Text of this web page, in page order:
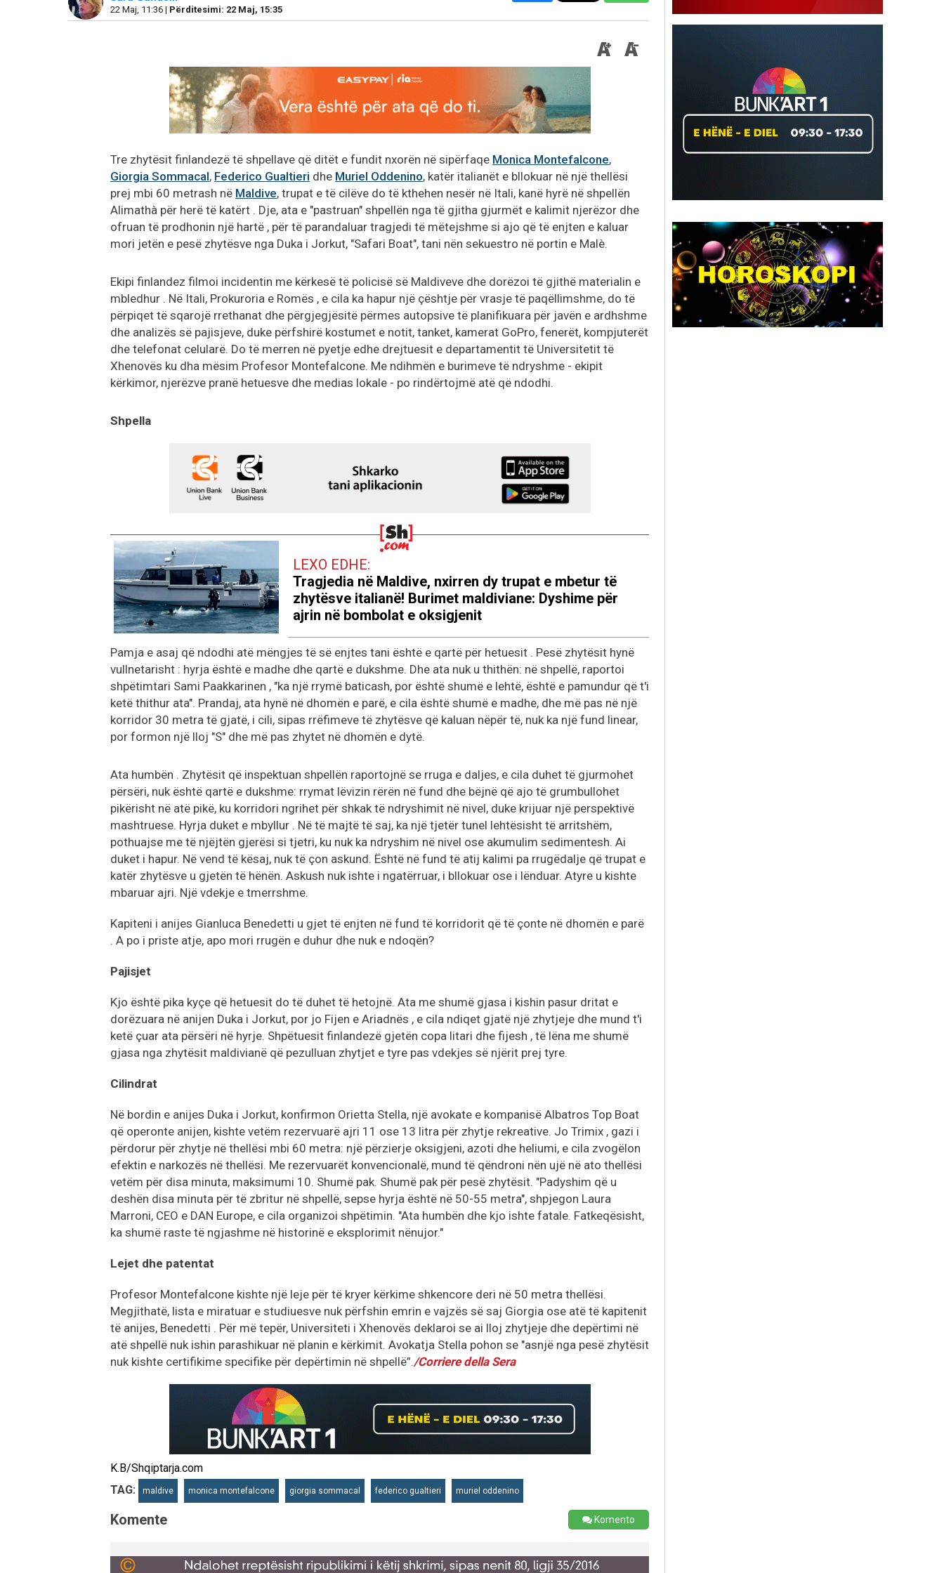
22 Maj, 11:36 | Përditesimi: 22 Maj, 15:35
Tre zhytësit finlandezë të shpellave që ditët e fundit nxorën në sipërfaqe Monica Montefalcone,
Giorgia Sommacal, Federico Gualtieri dhe Muriel Oddenino, katër italianët e bllokuar në një thellësi
prej mbi 60 metrash në Maldive, trupat e të cilëve do të kthehen nesër në Itali, kanë hyrë në shpellën
Alimathà për herë të katërt . Dje, ata e "pastruan" shpellën nga të gjitha gjurmët e kalimit njerëzor dhe
ofruan të prodhonin një hartë , për të parandaluar tragjedi të mëtejshme si ajo që të enjten e kaluar
mori jetën e pesë zhytësve nga Duka i Jorkut, "Safari Boat", tani nën sekuestro në portin e Malè.
Ekipi finlandez filmoi incidentin me kërkesë të policisë së Maldiveve dhe dorëzoi të gjithë materialin e
mbledhur . Në Itali, Prokuroria e Romës , e cila ka hapur një çështje për vrasje të paqëllimshme, do të
përpiqet të sqarojë rrethanat dhe përgjegjësitë përmes autopsive të planifikuara për javën e ardhshme
dhe analizës së pajisjeve, duke përfshirë kostumet e notit, tanket, kamerat GoPro, fenerët, kompjuterët
dhe telefonat celularë. Do të merren në pyetje edhe drejtuesit e departamentit të Universitetit të
Xhenovës ku dha mësim Profesor Montefalcone. Me ndihmën e burimeve të ndryshme - ekipit
kërkimor, njerëzve pranë hetuesve dhe medias lokale - po rindërtojmë atë që ndodhi.
Shpella
LEXO EDHE:
Tragjedia në Maldive, nxirren dy trupat e mbetur të
zhytësve italianë! Burimet maldiviane: Dyshime për
ajrin në bombolat e oksigjenit
Pamja e asaj që ndodhi atë mëngjes të së enjtes tani është e qartë për hetuesit . Pesë zhytësit hynë
vullnetarisht : hyrja është e madhe dhe qartë e dukshme. Dhe ata nuk u thithën: në shpellë, raportoi
shpëtimtari Sami Paakkarinen , "ka një rrymë baticash, por është shumë e lehtë, është e pamundur që t'i
ketë thithur ata". Prandaj, ata hynë në dhomën e parë, e cila është shumë e madhe, dhe më pas në një
korridor 30 metra të gjatë, i cili, sipas rrëfimeve të zhytësve që kaluan nëpër të, nuk ka një fund linear,
por formon një lloj "S" dhe më pas zhytet në dhomën e dytë.
Ata humbën . Zhytësit që inspektuan shpellën raportojnë se rruga e daljes, e cila duhet të gjurmohet
përsëri, nuk është qartë e dukshme: rrymat lëvizin rërën në fund dhe bëjnë që ajo të grumbullohet
pikërisht në atë pikë, ku korridori ngrihet për shkak të ndryshimit në nivel, duke krijuar një perspektivë
mashtruese. Hyrja duket e mbyllur . Në të majtë të saj, ka një tjetër tunel lehtësisht të arritshëm,
pothuajse me të njëjtën gjerësi si tjetri, ku nuk ka ndryshim në nivel ose akumulim sedimentesh. Ai
duket i hapur. Në vend të kësaj, nuk të çon askund. Është në fund të atij kalimi pa rrugëdalje që trupat e
katër zhytësve u gjetën të hënën. Askush nuk ishte i ngatërruar, i bllokuar ose i lënduar. Atyre u kishte
mbaruar ajri. Një vdekje e tmerrshme.
Kapiteni i anijes Gianluca Benedetti u gjet të enjten në fund të korridorit që të çonte në dhomën e parë
. A po i priste atje, apo mori rrugën e duhur dhe nuk e ndoqën?
Pajisjet
Kjo është pika kyçe që hetuesit do të duhet të hetojnë. Ata me shumë gjasa i kishin pasur dritat e
dorëzuara në anijen Duka i Jorkut, por jo Fijen e Ariadnës , e cila ndiqet gjatë një zhytjeje dhe mund t'i
ketë çuar ata përsëri në hyrje. Shpëtuesit finlandezë gjetën copa litari dhe fijesh , të lëna me shumë
gjasa nga zhytësit maldivianë që pezulluan zhytjet e tyre pas vdekjes së njërit prej tyre.
Cilindrat
Në bordin e anijes Duka i Jorkut, konfirmon Orietta Stella, një avokate e kompanisë Albatros Top Boat
që operonte anijen, kishte vetëm rezervuarë ajri 11 ose 13 litra për zhytje rekreative. Jo Trimix , gazi i
përdorur për zhytje në thellësi mbi 60 metra: një përzierje oksigjeni, azoti dhe heliumi, e cila zvogëlon
efektin e narkozës në thellësi. Me rezervuarët konvencionalë, mund të qëndroni nën ujë në ato thellësi
vetëm për disa minuta, maksimumi 10. Shumë pak. Shumë pak për pesë zhytësit. "Padyshim që u
deshën disa minuta për të zbritur në shpellë, sepse hyrja është në 50-55 metra", shpjegon Laura
Marroni, CEO e DAN Europe, e cila organizoi shpëtimin. "Ata humbën dhe kjo ishte fatale. Fatkeqësisht,
ka shumë raste të ngjashme në historinë e eksplorimit nënujor."
Lejet dhe patentat
Profesor Montefalcone kishte një leje për të kryer kërkime shkencore deri në 50 metra thellësi.
Megjithatë, lista e miratuar e studiuesve nuk përfshin emrin e vajzës së saj Giorgia ose atë të kapitenit
të anijes, Benedetti . Për më tepër, Universiteti i Xhenovës deklaroi se ai lloj zhytjeje dhe depërtimi në
atë shpellë nuk ishin parashikuar në planin e kërkimit. Avokatja Stella pohon se "asnjë nga pesë zhytësit
nuk kishte certifikime specifike për depërtimin në shpellë”./Corriere della Sera
K.B/Shqiptarja.com
TAG:
maldive monica montefalcone giorgia sommacal federico gualtieri muriel oddenino
Komente Komento